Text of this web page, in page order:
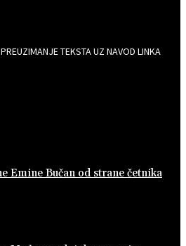
TEKSTA UZ NAVOD LINKA
Emine Bučan od strane četnika